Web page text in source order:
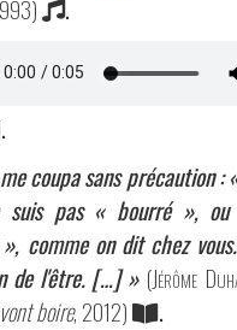
.
coupa sans précaution :
pas « bourré »,
comme on dit chez
de l'être. […] » (Jérôme
boire, 2012)
.